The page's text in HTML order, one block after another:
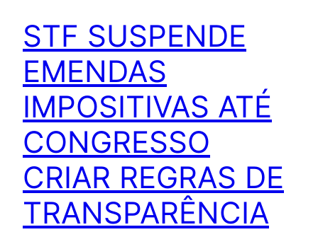
STF SUSPENDE
EMENDAS
IMPOSITIVAS ATÉ
CONGRESSO
CRIAR REGRAS DE
TRANSPARÊNCIA